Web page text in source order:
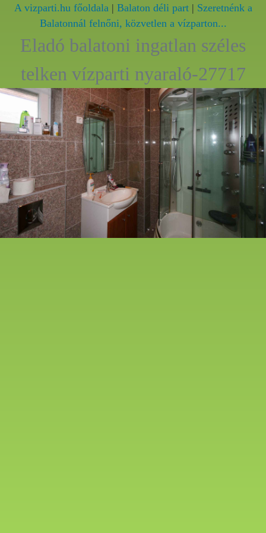
A vizparti.hu főoldala| Balaton déli part| Szeretnénk a
Balatonnál felnőni, közvetlen a vízparton...
Eladó balatoni ingatlan széles
telken vízparti nyaraló-27717